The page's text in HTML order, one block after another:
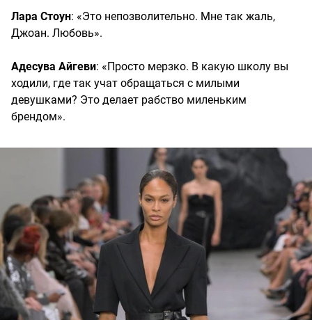
Лара Стоун: «Это непозволительно. Мне так жаль,
Джоан. Любовь».
Адесува Айгеви: «Просто мерзко. В какую школу вы
ходили, где так учат обращаться с милыми
девушками? Это делает рабство миленьким
брендом».